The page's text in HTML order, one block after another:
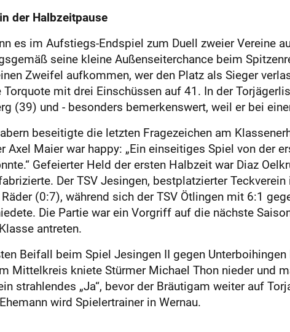
der Halbzeitpause
es im Aufstiegs-Endspiel zum Duell zweier Vereine
seine kleine Außenseiterchance beim
Zweifel aufkommen, wer den Platz als Sieger
Torquote mit drei Einschüssen auf 41. In der
(39) und - besonders bemerkenswert, weil er bei
beseitigte die letzten Fragezeichen am
Axel Maier war happy: „Ein einseitiges Spiel von der
Gefeierter Held der ersten Halbzeit war Diaz
Der TSV Jesingen, bestplatzierter
(0:7), während sich der TSV Ötlingen mit 6:1
Die Partie war ein Vorgriff auf die nächste
antreten.
Beifall beim Spiel Jesingen II gegen
Mittelkreis kniete Stürmer Michael Thon nieder und
strahlendes „Ja“, bevor der Bräutigam weiter auf
wird Spielertrainer in Wernau.